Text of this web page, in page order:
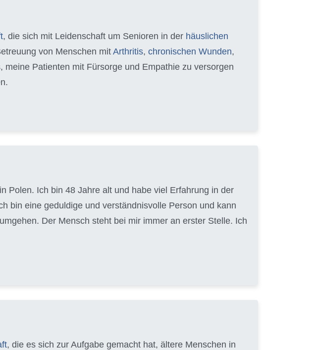
, die sich mit Leidenschaft um Senioren in der häuslichen
von Menschen mit Arthritis, chronischen Wunden,
meine Patienten mit Fürsorge und Empathie zu versorgen
Polen. Ich bin 48 Jahre alt und habe viel Erfahrung in der
bin eine geduldige und verständnisvolle Person und kann
Der Mensch steht bei mir immer an erster Stelle. Ich
, die es sich zur Aufgabe gemacht hat, ältere Menschen in